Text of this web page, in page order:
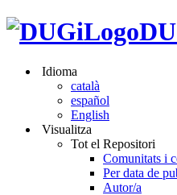
Idioma
català
español
English
Visualitza
Tot el Repositori
Comunitats i
Per data de
Autor/a